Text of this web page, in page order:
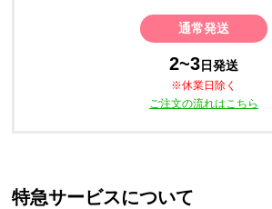
通常発送
2~3日発送
※休業日除く
ご注文の流れはこちら
特急サービスについて